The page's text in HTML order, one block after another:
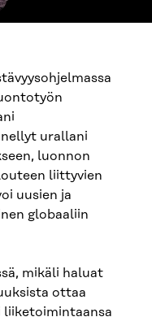
urallani
luonnon
liittyvien
uusien ja
globaaliin
mikäli haluat
ottaa
liiketoimintaansa